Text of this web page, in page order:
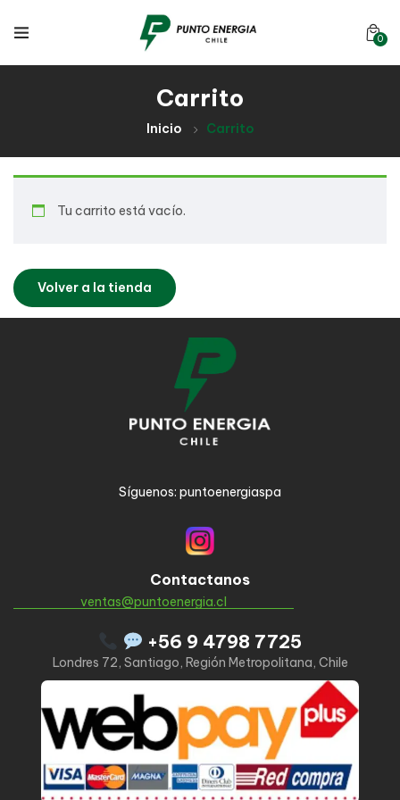
0
Carrito
Inicio Carrito
Tu carrito está vacío.
Volver a la tienda
Síguenos: puntoenergiaspa
Contactanos
ventas@puntoenergia.cl
+56 9 4798 7725
Londres 72, Santiago, Región Metropolitana, Chile